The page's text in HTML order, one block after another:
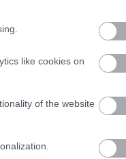
like cookies on
of the website
mert
vagy
a
hatalmas
eldöntő
mókás
meg egy
mozikban
a
Damon
Nolan
Oscarra
politika
Ready
Morty